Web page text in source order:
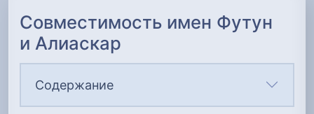
Совместимость имен Футун
и Алиаскар
Содержание